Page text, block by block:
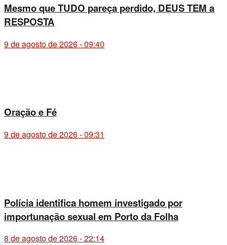
Mesmo que TUDO pareça perdido, DEUS TEM a
RESPOSTA
9 de agosto de 2026 - 09:40
Oração e Fé
9 de agosto de 2026 - 09:31
Polícia identifica homem investigado por
importunação sexual em Porto da Folha
8 de agosto de 2026 - 22:14